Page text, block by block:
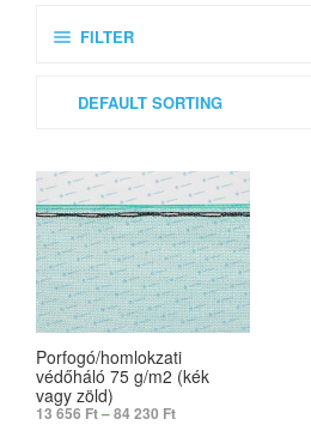
FILTER
Porfogó/homlokzati
védőháló 75 g/m2 (kék
vagy zöld)
13 656 Ft–84 230 Ft